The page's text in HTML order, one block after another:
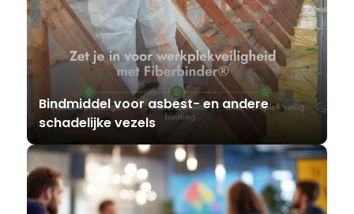
Bindmiddel voor asbest- en andere
schadelijke vezels